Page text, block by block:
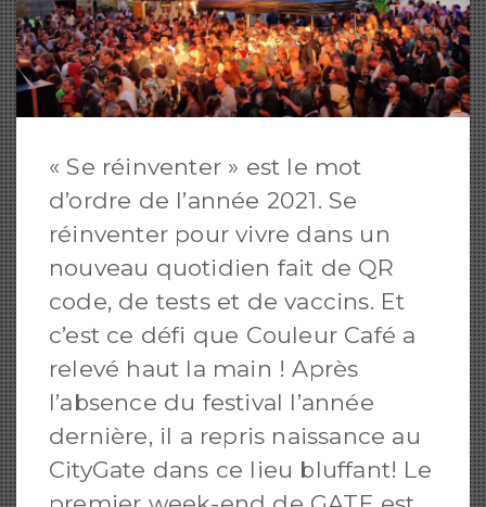
« Se réinventer » est le mot
d’ordre de l’année 2021. Se
réinventer pour vivre dans un
nouveau quotidien fait de QR
code, de tests et de vaccins. Et
c’est ce défi que Couleur Café a
relevé haut la main ! Après
l’absence du festival l’année
dernière, il a repris naissance au
CityGate dans ce lieu bluffant! Le